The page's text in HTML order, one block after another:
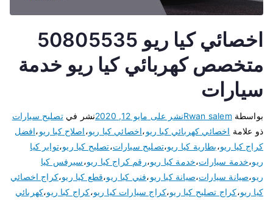
اخصائي كيا ريو 50805535
متخصص كهربائي كيا ريو خدمة
سيارات
بواسطة Rwan salemنشر على مايو 12, 2020 نشر فيتصليح سيارات
ذو علامة اخصائي كهربائي كيا ريو،اخصائي كيا ريو،اصلاح كيا ريو،افضل
كراج كيا ريو،بطارية كيا ريو،تصليح سيارات،تصليح كيا ريو،تواير كيا
ريو،خدمة سيارات،خدمة كيا ريو،رقم كراج كيا ريو،سيرفس كيا
ريو،صيانة سيارات،صيانة كيا ريو،فني كيا ريو،قطع كيا ريو،كراج اخصائي
كيا ريو،كراج تصليح كيا ريو،كراج سيارات كيا ريو،كراج كيا ريو،كهربائي